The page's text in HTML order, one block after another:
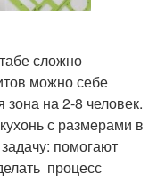
сложно
можно себе
зона на 2-8 человек.
с размерами в
помогают
процесс